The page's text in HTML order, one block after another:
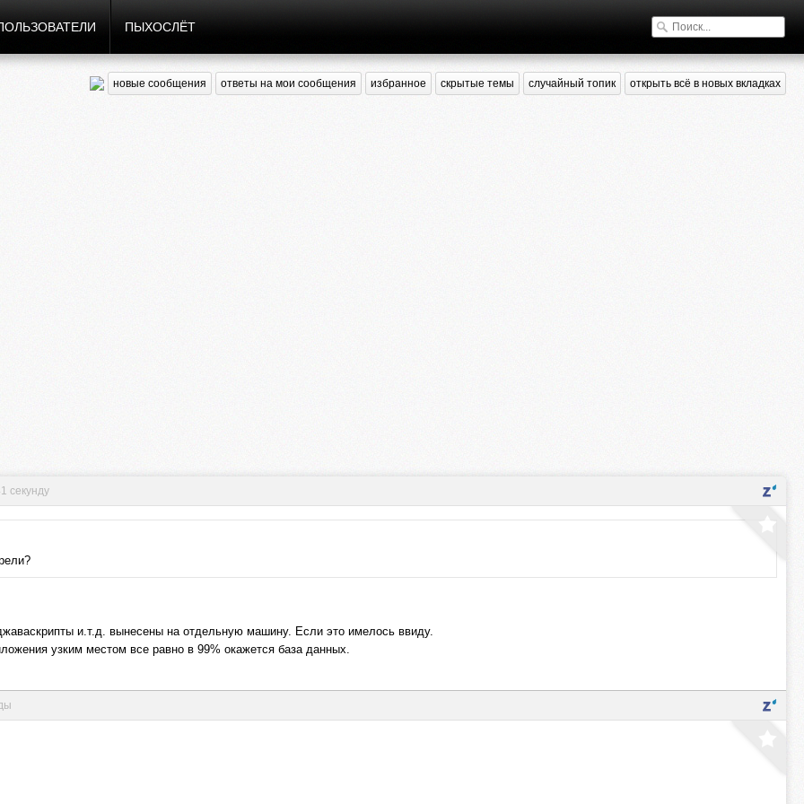
ПЫХОСЛЁТ
новые сообщения ответы на мои сообщения избранное скрытые темы случайный топик открыть всё в новых вкладках
секунду
и.т.д. вынесены на отдельную машину. Если это имелось ввиду.
узким местом все равно в 99% окажется база данных.